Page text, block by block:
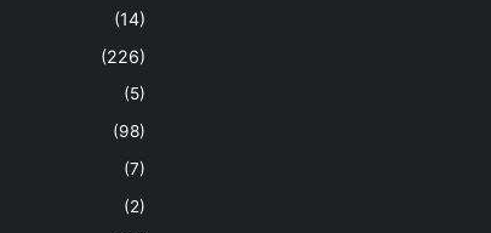
(14)
(226)
(5)
(98)
(7)
(2)